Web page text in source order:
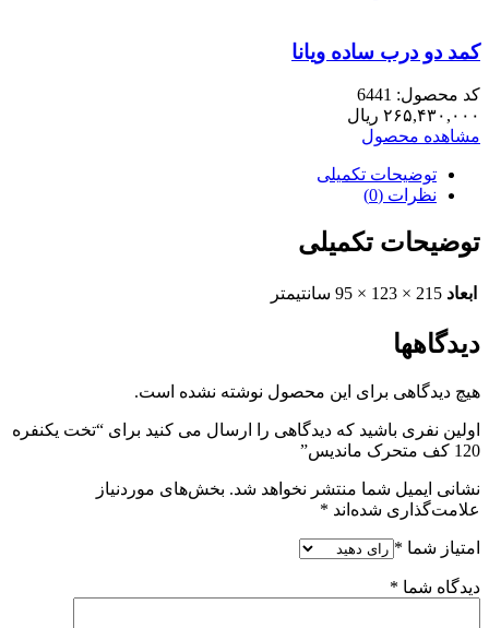
کمد دو درب ساده ویانا
کد محصول: 6441
۲۶۵,۴۳۰,۰۰۰ ریال
مشاهده محصول
توضیحات تکمیلی
نظرات (0)
توضیحات تکمیلی
ابعاد 215 × 123 × 95 سانتیمتر
دیدگاهها
هیچ دیدگاهی برای این محصول نوشته نشده است.
اولین نفری باشید که دیدگاهی را ارسال می کنید برای “تخت یکنفره
120 کف متحرک ماندیس”
نشانی ایمیل شما منتشر نخواهد شد. بخش‌های موردنیاز
علامت‌گذاری شده‌اند *
امتیاز شما *
دیدگاه شما *